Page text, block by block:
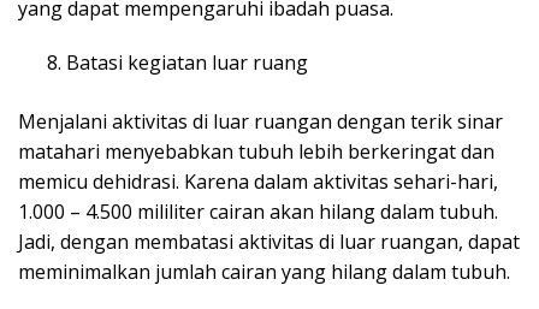
yang dapat mempengaruhi ibadah puasa.
Batasi kegiatan luar ruang
Menjalani aktivitas di luar ruangan dengan terik sinar
matahari menyebabkan tubuh lebih berkeringat dan
memicu dehidrasi. Karena dalam aktivitas sehari-hari,
1.000 – 4.500 mililiter cairan akan hilang dalam tubuh.
Jadi, dengan membatasi aktivitas di luar ruangan, dapat
meminimalkan jumlah cairan yang hilang dalam tubuh.